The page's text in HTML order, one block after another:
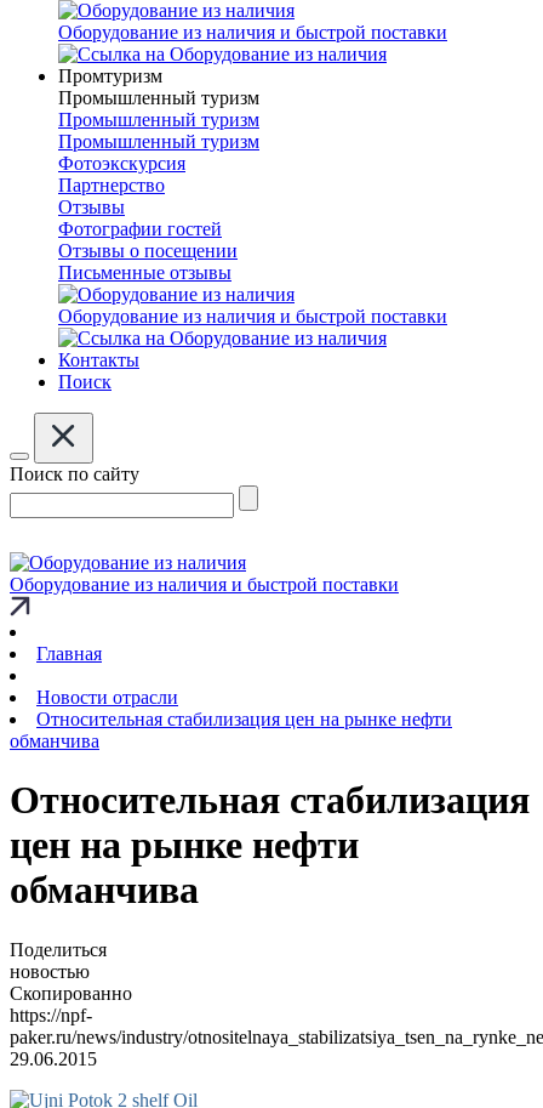
Оборудование из наличия и быстрой поставки
Промтуризм
Промышленный туризм
Промышленный туризм
Промышленный туризм
Фотоэкскурсия
Партнерство
Отзывы
Фотографии гостей
Отзывы о посещении
Письменные отзывы
Оборудование из наличия и быстрой поставки
Контакты
Поиск
Поиск по сайту
Оборудование из наличия и быстрой поставки
Главная
Новости отрасли
Относительная стабилизация цен на рынке нефти
обманчива
Относительная стабилизация
цен на рынке нефти
обманчива
Поделиться
новостью
Скопированно
https://npf-
paker.ru/news/industry/
29.06.2015